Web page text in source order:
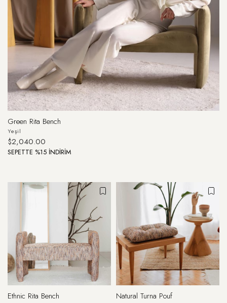
Green Rita Bench
Yeşil
$2,040.00
SEPETTE %15 İNDİRİM
Ethnic Rita Bench Natural Turna Pouf